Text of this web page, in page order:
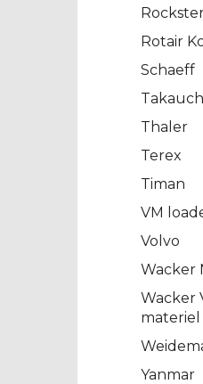
Rotair
Schaeff
Thaler
Terex
Timan
VM
Volvo
Wacker
Wacker
materiel
Yanmar